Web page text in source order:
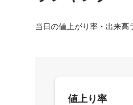
当日の値上がり率・出来高